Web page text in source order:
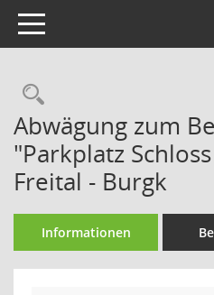
Toggle navigation
Abwägung zum
"Parkplatz
Freital - Burgk
Informationen